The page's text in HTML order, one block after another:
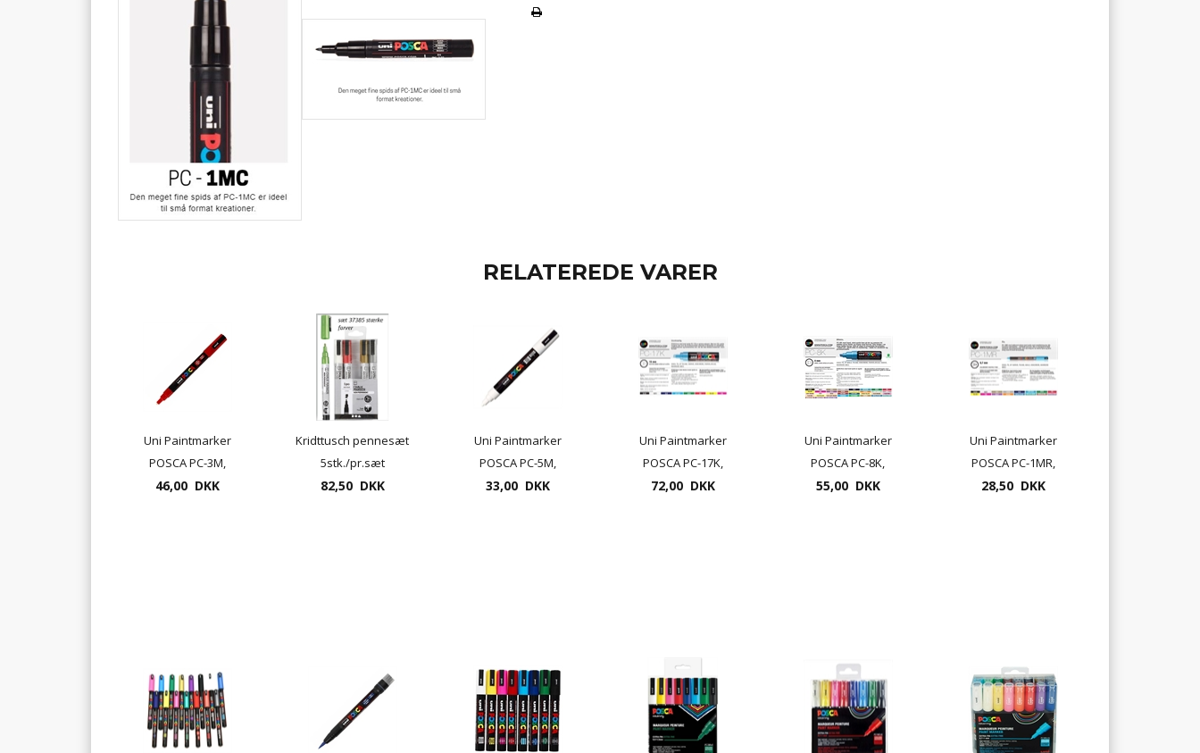
RELATEREDE VARER
Uni Paintmarker
POSCA PC-3M,
tykkelse 1,5mm
46,00 DKK
Kridttusch pennesæt
5stk./pr.sæt
82,50 DKK
Uni Paintmarker
POSCA PC-5M,
tykkelse 2,5mm
33,00 DKK
Uni Paintmarker
POSCA PC-17K,
tykkelse 15mm
72,00 DKK
Uni Paintmarker
POSCA PC-8K,
tykkelse 8mm
55,00 DKK
Uni Paintmarker
POSCA PC-1MR,
tykkelse 0,7mm
28,50 DKK